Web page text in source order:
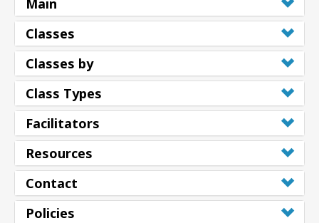
Main
Classes
Classes by
Class Types
Facilitators
Resources
Contact
Policies